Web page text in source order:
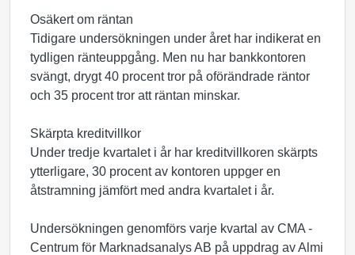
Osäkert om räntan
Tidigare undersökningen under året har indikerat en
tydligen ränteuppgång. Men nu har bankkontoren
svängt, drygt 40 procent tror på oförändrade räntor
och 35 procent tror att räntan minskar.
Skärpta kreditvillkor
Under tredje kvartalet i år har kreditvillkoren skärpts
ytterligare, 30 procent av kontoren uppger en
åtstramning jämfört med andra kvartalet i år.
Undersökningen genomförs varje kvartal av CMA -
Centrum för Marknadsanalys AB på uppdrag av Almi